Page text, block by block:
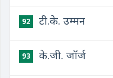
92 टी.के. उम्मन
93 के.जी. जॉर्ज